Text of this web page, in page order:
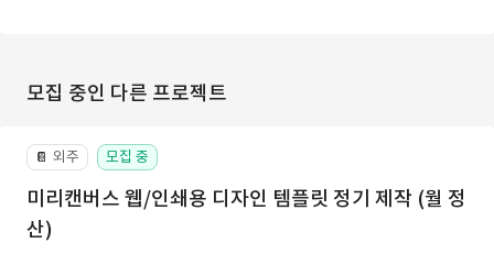
모집 중인 다른 프로젝트
📔 외주 모집 중
미리캔버스 웹/인쇄용 디자인 템플릿 정기 제작 (월 정
산)